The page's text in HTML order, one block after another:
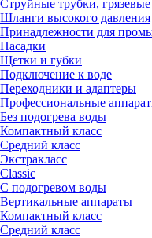
Струйные трубки,
Шланги высокого давления
Принадлежности для
Насадки
Щетки и губки
Подключение к воде
Переходники и адаптеры
Профессиональные
Без подогрева воды
Компактный класс
Средний класс
Экстракласс
Classic
С подогревом воды
Вертикальные аппараты
Компактный класс
Средний класс